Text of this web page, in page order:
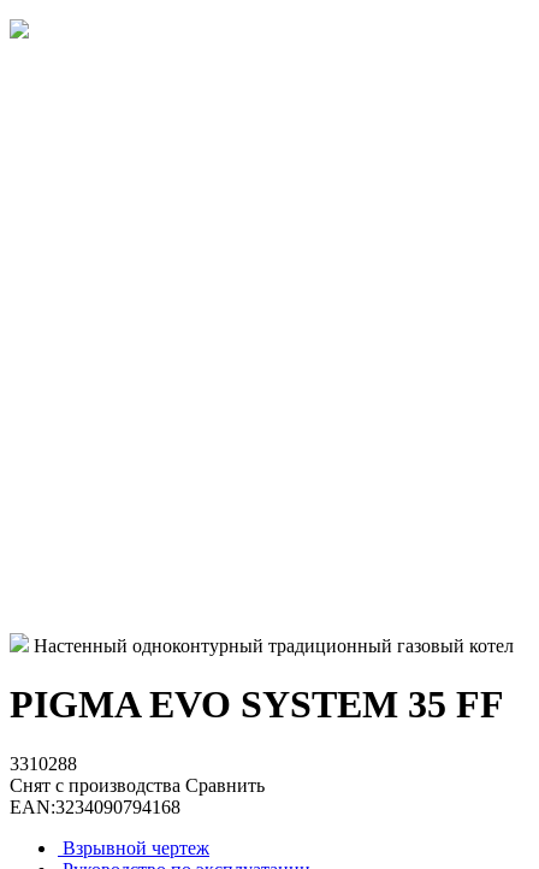
Настенный одноконтурный традиционный газовый котел
PIGMA EVO SYSTEM 35 FF
3310288
Снят с производства Сравнить
EAN:3234090794168
Взрывной чертеж